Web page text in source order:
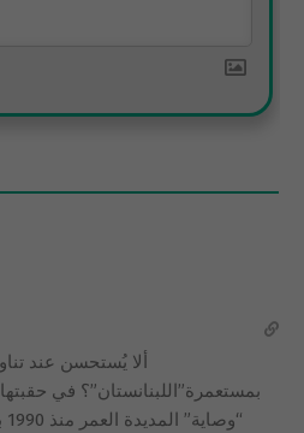
ألا يُستحسن عند
بمستعمرة”اللبنانستان”؟ في